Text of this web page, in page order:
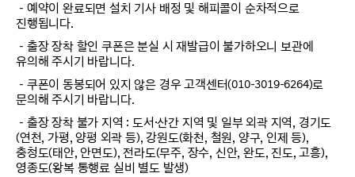
－예약이 완료되면 설치 기사 배정 및 해피콜이 순차적으로
진행됩니다.
－출장 장착 할인 쿠폰은 분실 시 재발급이 불가하오니 보관에
유의해 주시기 바랍니다.
－쿠폰이 동봉되어 있지 않은 경우 고객센터(010-3019-6264)로
문의해 주시기 바랍니다.
－출장 장착 불가 지역 : 도서·산간 지역 및 일부 외곽 지역, 경기도
(연천, 가평, 양평 외곽 등), 강원도(화천, 철원, 양구, 인제 등),
충청도(태안, 안면도), 전라도(무주, 장수, 신안, 완도, 진도, 고흥),
영종도(왕복 통행료 실비 별도 발생)